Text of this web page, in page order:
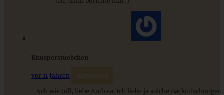
Erdnussbutter-Schokoladenkuchen mit gerösteten
ZUM BEITRAG
Knusperstuebchen
vor 11 Jahren Antworten
Ach wie toll, liebe Andrea. Ich liebe ja solche Backmischungen